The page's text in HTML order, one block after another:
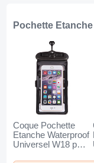
Pochette
Coque Pochette
Etanche Waterproof
Universel W18 pour